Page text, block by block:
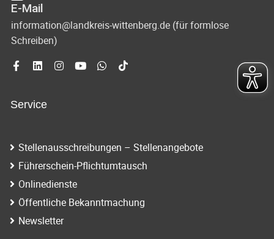
E-Mail
information@landkreis-wittenberg.de (für formlose
Schreiben)
Service
Stellenausschreibungen – Stellenangebote
Führerschein-Pflichtumtausch
Onlinedienste
Öffentliche Bekanntmachung
Newsletter